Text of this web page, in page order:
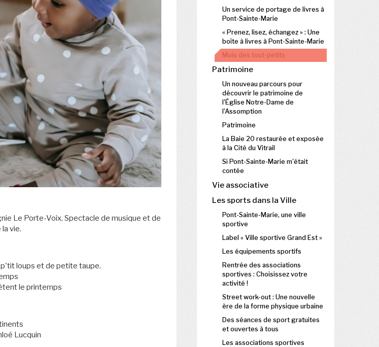
Le Porte-Voix. Spectacle de musique et de
vie.
p'tit loups et de petite taupe.
le printemps
Lucquin
Un service de portage de livres à
Pont-Sainte-Marie
« Prenez, lisez, échangez » : Une
boîte à livres à Pont-Sainte-Marie
Mois des tout-petits
Patrimoine
Un nouveau parcours pour
découvrir le patrimoine de
l'Église Notre-Dame de
l'Assomption
Patrimoine
La Baie 20 restaurée et exposée
à la Cité du Vitrail
Si Pont-Sainte-Marie m'était
contée
Vie associative
Les sports dans la Ville
Pont-Sainte-Marie, une ville
sportive
Label « Ville sportive Grand Est »
Les équipements sportifs
Rentrée des associations
sportives : Choisissez votre
activité !
Street work-out : Une nouvelle
ère de la forme physique urbaine
Des séances de sport gratuites
et ouvertes à tous
Les associations sportives